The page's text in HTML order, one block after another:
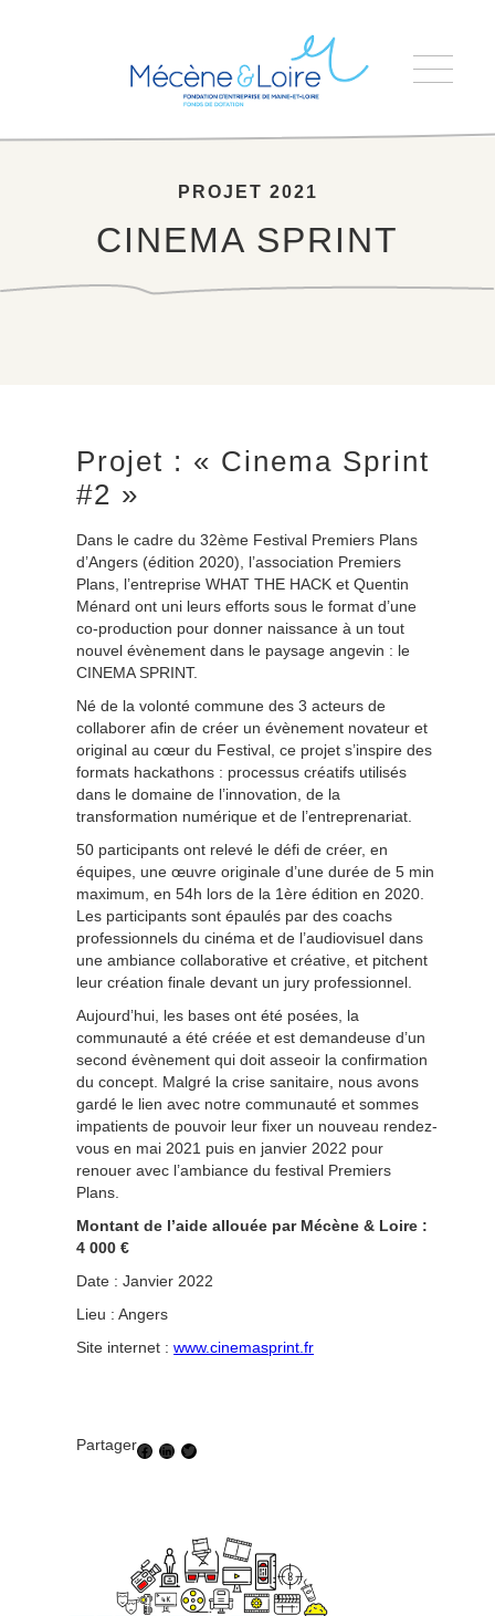
PROJET 2021
CINEMA SPRINT
Projet : « Cinema Sprint
#2 »
Dans le cadre du 32ème Festival Premiers Plans
d’Angers (édition 2020), l’association Premiers
Plans, l’entreprise WHAT THE HACK et Quentin
Ménard ont uni leurs efforts sous le format d’une
co-production pour donner naissance à un tout
nouvel évènement dans le paysage angevin : le
CINEMA SPRINT.
Né de la volonté commune des 3 acteurs de
collaborer afin de créer un évènement novateur et
original au cœur du Festival, ce projet s’inspire des
formats hackathons : processus créatifs utilisés
dans le domaine de l’innovation, de la
transformation numérique et de l’entreprenariat.
50 participants ont relevé le défi de créer, en
équipes, une œuvre originale d’une durée de 5 min
maximum, en 54h lors de la 1ère édition en 2020.
Les participants sont épaulés par des coachs
professionnels du cinéma et de l’audiovisuel dans
une ambiance collaborative et créative, et pitchent
leur création finale devant un jury professionnel.
Aujourd’hui, les bases ont été posées, la
communauté a été créée et est demandeuse d’un
second évènement qui doit asseoir la confirmation
du concept. Malgré la crise sanitaire, nous avons
gardé le lien avec notre communauté et sommes
impatients de pouvoir leur fixer un nouveau rendez-
vous en mai 2021 puis en janvier 2022 pour
renouer avec l’ambiance du festival Premiers
Plans.
Montant de l’aide allouée par Mécène & Loire :
4 000 €
Date : Janvier 2022
Lieu : Angers
Site internet :www.cinemasprint.fr
PartagerFacebook LinkedIn Twitter